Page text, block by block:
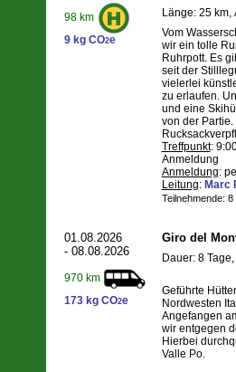
98 km
9 kg CO2e
Länge: 25 km,
Vom
wir ein tolle
Ruhrpott. Es
seit der
vielerlei
zu erlaufen.
und eine
von der Partie.
Treffpunkt:
Anmeldung
Anmeldung:
Leitung: Marc
Teilnehmende:
01.08.2026
- 08.08.2026
970 km
173 kg CO2e
Giro del
Dauer: 8
Geführte
Nordwesten
Angefangen
wir entgegen
Hierbei
Valle Po.